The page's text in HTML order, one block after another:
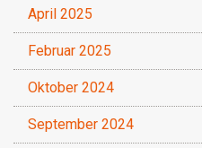
April 2025
Februar 2025
Oktober 2024
September 2024